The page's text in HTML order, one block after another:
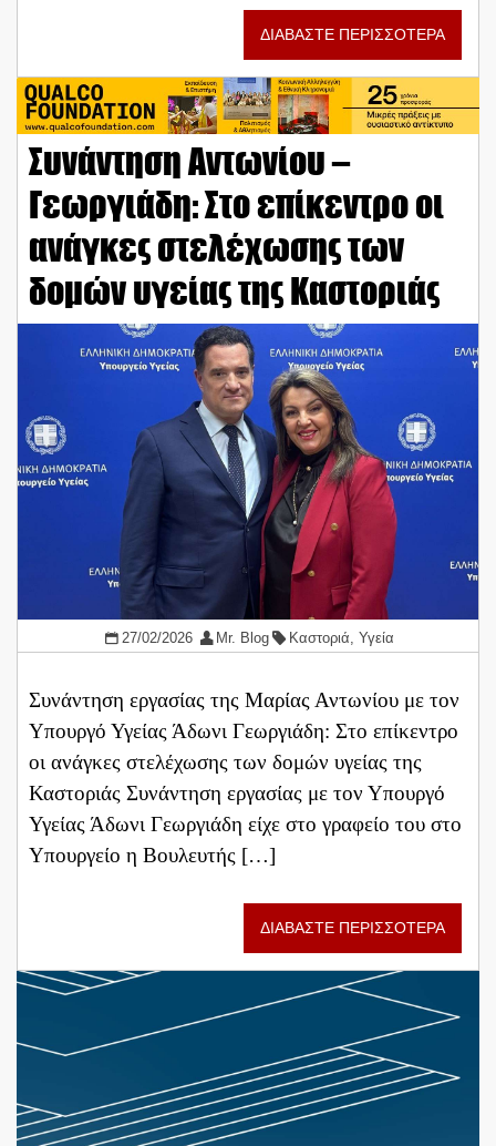
ΔΙΑΒΑΣΤΕ ΠΕΡΙΣΣΟΤΕΡΑ
Συνάντηση Αντωνίου –
Γεωργιάδη: Στο επίκεντρο οι
ανάγκες στελέχωσης των
δομών υγείας της Καστοριάς
27/02/2026 Mr. Blog Καστοριά ,Υγεία
Συνάντηση εργασίας της Μαρίας Αντωνίου με τον
Υπουργό Υγείας Άδωνι Γεωργιάδη: Στο επίκεντρο
οι ανάγκες στελέχωσης των δομών υγείας της
Καστοριάς ​Συνάντηση εργασίας με τον Υπουργό
Υγείας Άδωνι Γεωργιάδη είχε στο γραφείο του στο
Υπουργείο η Βουλευτής […]
ΔΙΑΒΑΣΤΕ ΠΕΡΙΣΣΟΤΕΡΑ